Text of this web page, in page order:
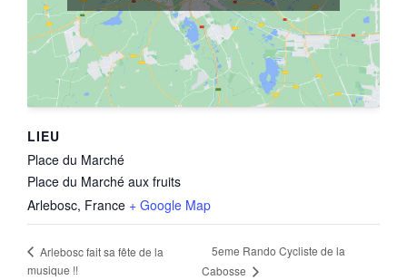
LIEU
Place du Marché
Place du Marché aux fruits
Arlebosc, France + Google Map
Arlebosc fait sa fête de la
musique !!
5eme Rando Cycliste de la
Cabosse